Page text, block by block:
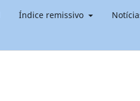
Índice remissivo